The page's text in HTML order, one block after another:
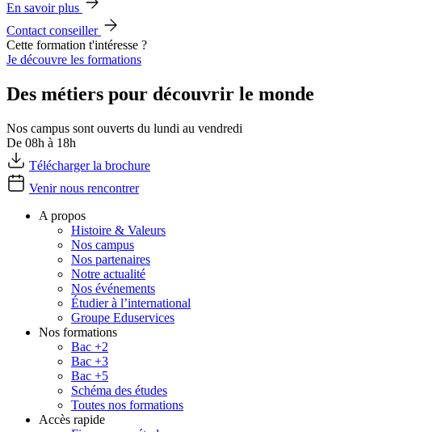
En savoir plus
Contact conseiller
Cette formation t'intéresse ?
Je découvre les formations
Des métiers pour découvrir le monde
Nos campus sont ouverts du lundi au vendredi
De 08h à 18h
Télécharger la brochure
Venir nous rencontrer
A propos
Histoire & Valeurs
Nos campus
Nos partenaires
Notre actualité
Nos événements
Étudier à l’international
Groupe Eduservices
Nos formations
Bac +2
Bac +3
Bac +5
Schéma des études
Toutes nos formations
Accès rapide